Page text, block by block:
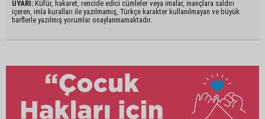
UYARI: Küfür, hakaret, rencide edici cümleler veya imalar, inançlara saldırı
içeren, imla kuralları ile yazılmamış, Türkçe karakter kullanılmayan ve büyük
harflerle yazılmış yorumlar onaylanmamaktadır.